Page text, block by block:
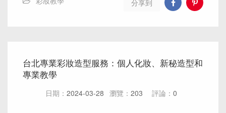
分享到
台北專業彩妝造型服務：個人化妝、新秘造型和
專業教學
日期： 2024-03-28 瀏覽： 203 評論： 0